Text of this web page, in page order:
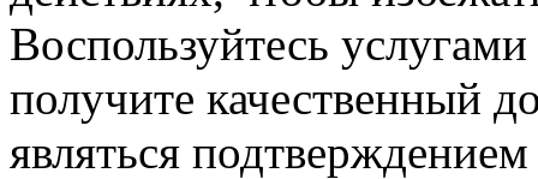
Воспользуйтесь
получите качественный
являться